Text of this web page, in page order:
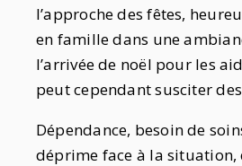
l’approche des fêtes,
en famille dans une
l’arrivée de noël pour les
peut cependant susciter
Dépendance, besoin de
déprime face à la situation,